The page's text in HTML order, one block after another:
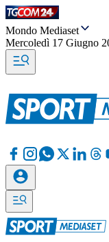
Mondo Mediaset
Mercoledì 17 Giugno